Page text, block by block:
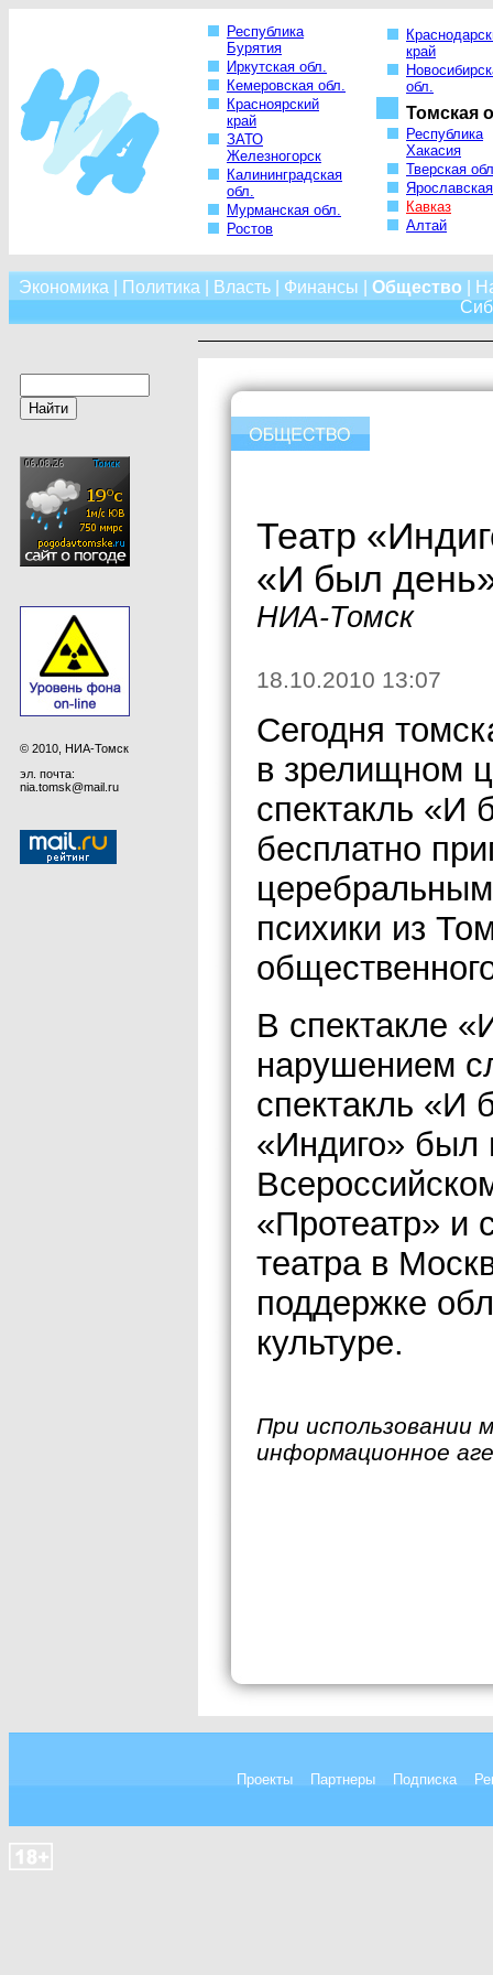
Республика
Бурятия
Иркутская обл.
Кемеровская обл.
Красноярский
край
ЗАТО
Железногорск
Калининградская
обл.
Мурманская обл.
Ростов
край
обл.
Томская
Республика
Хакасия
Тверская
Кавказ
Алтай
Экономика Политика Власть| Финансы Общество
© 2010, НИА-Томск
эл. почта:
nia.tomsk@mail.ru
Театр
«И был
НИА-Томск
18.10.2010 13:07
Сегодня
в зрелищном
спектакль «И
бесплатно
психики из
В спектакле
нарушением
спектакль «И
«Индиго» был
«Протеатр» и
театра в
поддержке
культуре.
При использовании
информационное
Проекты Партнеры Подписка